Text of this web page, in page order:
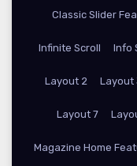
Classic Slider
Infinite Scroll Info
Layout 2 Layout
Layout 7
Magazine Home